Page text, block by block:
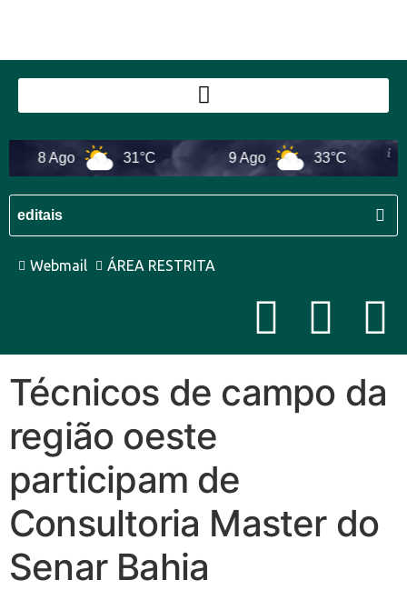
8 Ago 31°C 9 Ago 33°C
Webmail ÁREA RESTRITA
Técnicos de campo da
região oeste
participam de
Consultoria Master do
Senar Bahia